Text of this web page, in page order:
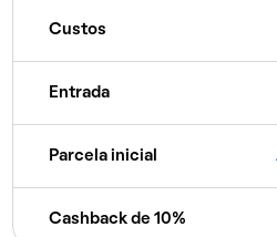
Custos
Entrada
Parcela inicial
Cashback de 10%